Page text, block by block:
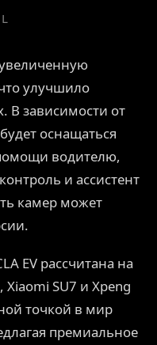
улучшило
В зависимости от
оснащаться
водителю,
и ассистент
камер может
EV рассчитана на
SU7 и Xpeng
точкой в мир
премиальное